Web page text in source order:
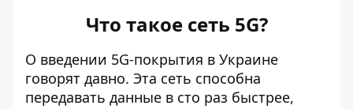
Что такое сеть 5G?
О введении 5G-покрытия в Украине
говорят давно. Эта сеть способна
передавать данные в сто раз быстрее,